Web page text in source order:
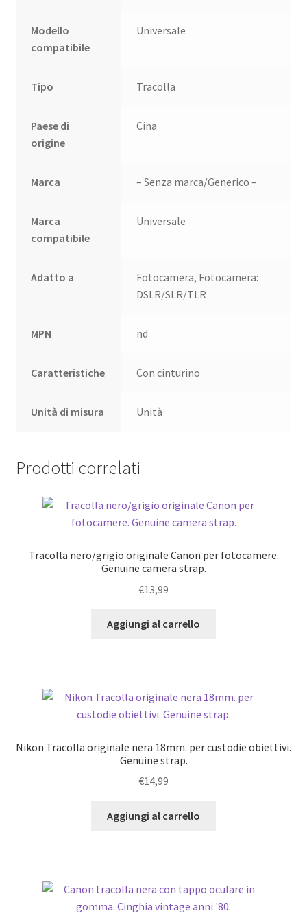
Modello
compatibile
Universale
Tipo Tracolla
Paese di
origine
Cina
Marca – Senza marca/Generico –
Marca
compatibile
Universale
Adatto a
Fotocamera, Fotocamera:
DSLR/SLR/TLR
MPN nd
Caratteristiche Con cinturino
Unità di misura Unità
Prodotti correlati
Tracolla nero/grigio originale Canon per fotocamere.
Genuine camera strap.
€13,99
Aggiungi al carrello
Nikon Tracolla originale nera 18mm. per custodie obiettivi.
Genuine strap.
€14,99
Aggiungi al carrello